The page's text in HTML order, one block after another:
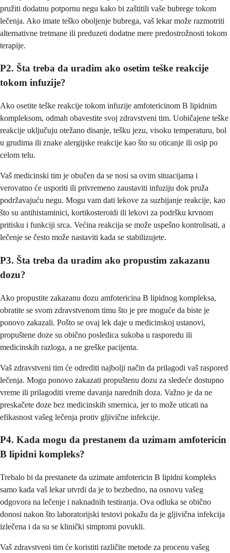
pružiti dodatnu potpornu negu kako bi zaštitili vaše bubrege tokom
lečenja. Ako imate teško oboljenje bubrega, vaš lekar može razmotriti
alternativne tretmane ili preduzeti dodatne mere predostrožnosti tokom
terapije.
P2. Šta treba da uradim ako osetim teške reakcije
tokom infuzije?
Ako osetite teške reakcije tokom infuzije amfotericinom B lipidnim
kompleksom, odmah obavestite svoj zdravstveni tim. Uobičajene teške
reakcije uključuju otežano disanje, tešku jezu, visoku temperaturu, bol
u grudima ili znake alergijske reakcije kao što su oticanje ili osip po
celom telu.
Vaš medicinski tim je obučen da se nosi sa ovim situacijama i
verovatno će usporiti ili privremeno zaustaviti infuziju dok pruža
podržavajuću negu. Mogu vam dati lekove za suzbijanje reakcije, kao
što su antihistaminici, kortikosteroidi ili lekovi za podršku krvnom
pritisku i funkciji srca. Većina reakcija se može uspešno kontrolisati, a
lečenje se često može nastaviti kada se stabilizujete.
P3. Šta treba da uradim ako propustim zakazanu
dozu?
Ako propustite zakazanu dozu amfotericina B lipidnog kompleksa,
obratite se svom zdravstvenom timu što je pre moguće da biste je
ponovo zakazali. Pošto se ovaj lek daje u medicinskoj ustanovi,
propuštene doze su obično posledica sukoba u rasporedu ili
medicinskih razloga, a ne greške pacijenta.
Vaš zdravstveni tim će odrediti najbolji način da prilagodi vaš raspored
lečenja. Mogu ponovo zakazati propuštenu dozu za sledeće dostupno
vreme ili prilagoditi vreme davanja narednih doza. Važno je da ne
preskačete doze bez medicinskih smernica, jer to može uticati na
efikasnost vašeg lečenja protiv gljivične infekcije.
P4. Kada mogu da prestanem da uzimam amfotericin
B lipidni kompleks?
Trebalo bi da prestanete da uzimate amfotericin B lipidni kompleks
samo kada vaš lekar utvrdi da je to bezbedno, na osnovu vašeg
odgovora na lečenje i naknadnih testiranja. Ova odluka se obično
donosi nakon što laboratorijski testovi pokažu da je gljivična infekcija
izlečena i da su se klinički simptomi povukli.
Vaš zdravstveni tim će koristiti različite metode za procenu vašeg